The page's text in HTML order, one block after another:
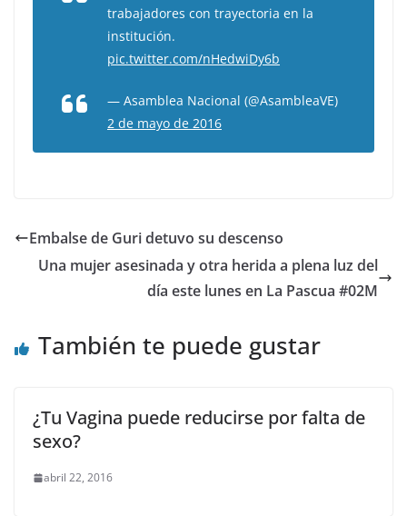
trabajadores con trayectoria en la
institución.
pic.twitter.com/nHedwiDy6b
— Asamblea Nacional (@AsambleaVE)
2 de mayo de 2016
Embalse de Guri detuvo su descenso
Una mujer asesinada y otra herida a plena luz del
día este lunes en La Pascua #02M
También te puede gustar
¿Tu Vagina puede reducirse por falta de
sexo?
abril 22, 2016